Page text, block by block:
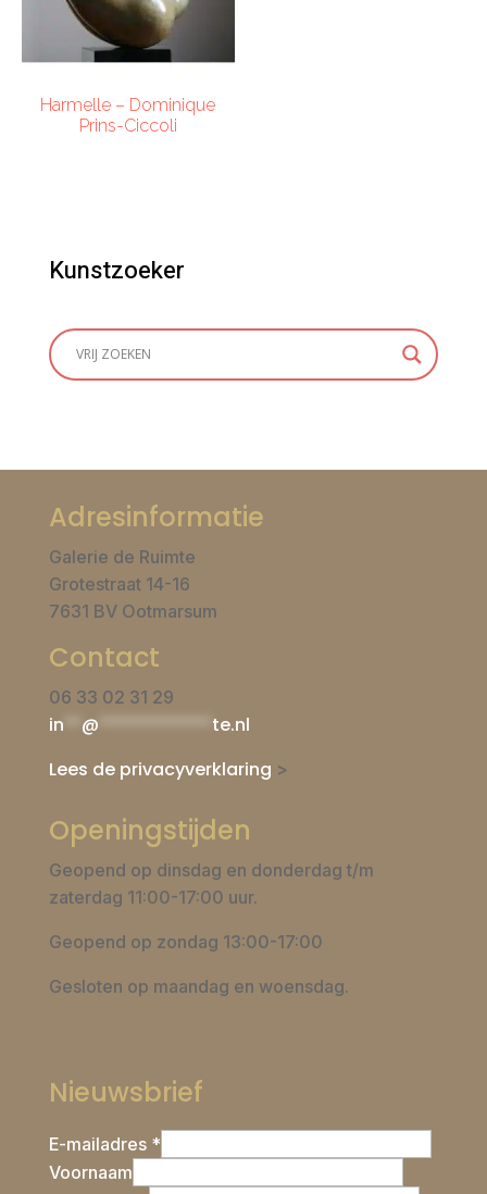
Harmelle – Dominique
Prins-Ciccoli
Kunstzoeker
Adresinformatie
Galerie de Ruimte
Grotestraat 14-16
7631 BV Ootmarsum
Contact
06 33 02 31 29
in @
te.nl
Lees de privacyverklaring >
Openingstijden
Geopend op dinsdag en donderdag t/m
zaterdag 11:00-17:00 uur.
Geopend op zondag 13:00-17:00
Gesloten op maandag en woensdag.
Nieuwsbrief
E-mailadres *
Voornaam